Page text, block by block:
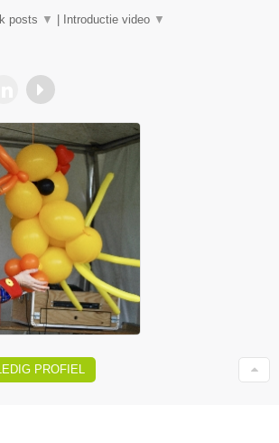
posts ▼ Introductie video ▼
PROFIEL